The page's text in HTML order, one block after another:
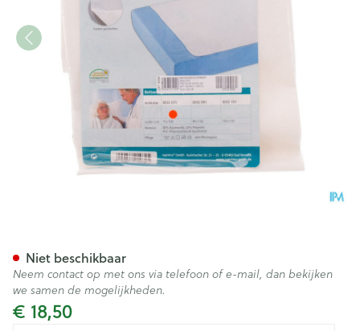
€ 18,50
Niet beschikbaar
Neem contact op met ons via telefoon of e-mail, dan bekijken
we samen de mogelijkheden.